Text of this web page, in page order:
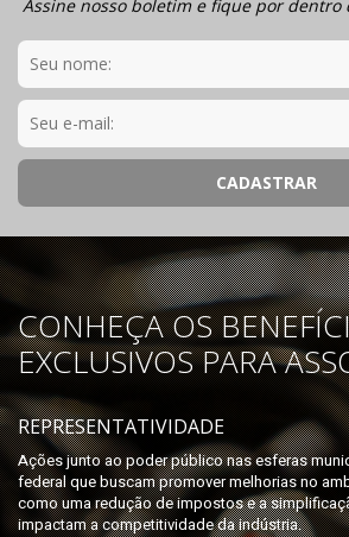
Assine nosso boletim e fique por dentro
CONHEÇA OS
EXCLUSIVOS PARA
REPRESENTATIVIDADE
Ações junto ao poder público nas esferas
federal que buscam promover melhorias no
como uma redução de impostos e a
impactam a competitividade da indústria.